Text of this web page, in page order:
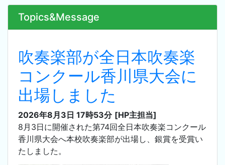
Topics&Message
吹奏楽部が全日本吹奏楽
コンクール香川県大会に
出場しました
2026年8月3日 17時53分 [HP主担当]
8月3日に開催された第74回全日本吹奏楽コンクール
香川県大会へ本校吹奏楽部が出場し、銀賞を受賞い
たしました。